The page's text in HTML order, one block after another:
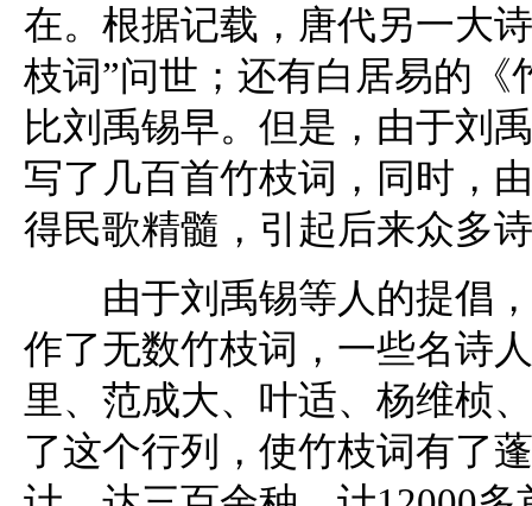
在。根据记载，唐代另一大
枝词”问世；还有白居易的《
比刘禹锡早。但是，由于刘
写了几百首竹枝词，同时，
得民歌精髓，引起后来众多
由于刘禹锡等人的提倡，
作了无数竹枝词，一些名诗
里、范成大、叶适、杨维桢
了这个行列，使竹枝词有了